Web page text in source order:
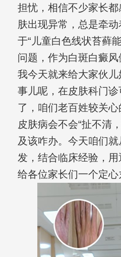
担忧，相信不少家长
肤出现异常，总是牵
于“儿童白色线状苔藓
问题，作为白斑白癜风
我今天就来给大家伙
事儿呢，在皮肤科门
了，咱们老百姓较关
皮肤病会不会“扯不清
及该咋办。今天咱们
发，结合临床经验，用
给各位家长们一个定心